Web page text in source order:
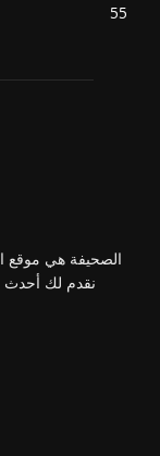
55
الصحيفة هي موقع
نقدم لك أحدث